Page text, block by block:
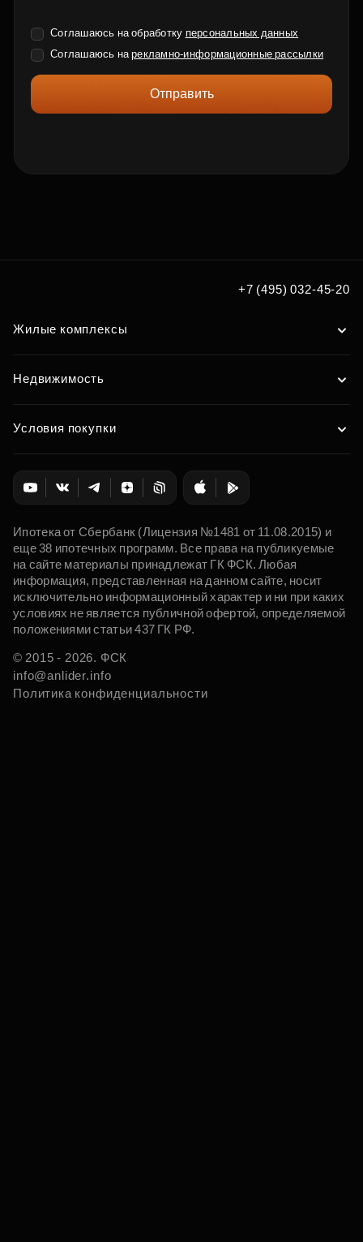
Соглашаюсь на обработку персональных данных
Соглашаюсь нарекламно-информационные рассылки
Отправить
+7 (495) 032-45-20
Жилые комплексы
Недвижимость
Условия покупки
Ипотека от Сбербанк (Лицензия №1481 от 11.08.2015) и
еще 38 ипотечных программ. Все права на публикуемые
на сайте материалы принадлежат ГК ФСК. Любая
информация, представленная на данном сайте, носит
исключительно информационный характер и ни при каких
условиях не является публичной офертой, определяемой
положениями статьи 437 ГК РФ.
© 2015 - 2026. ФСК
info@anlider.info
Политика конфиденциальности